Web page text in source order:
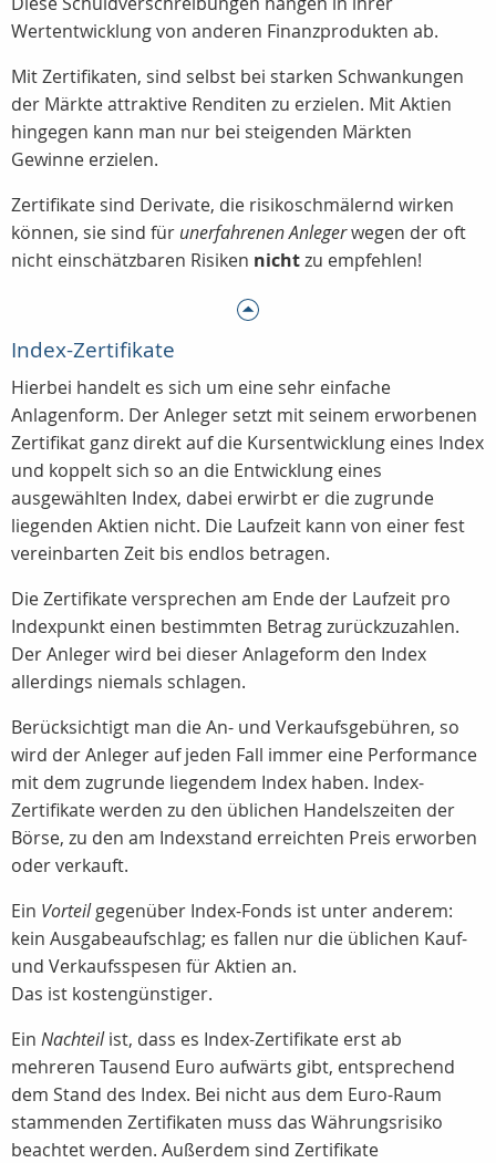
Wertentwicklung von anderen Finanzprodukten ab.
Mit Zertifikaten, sind selbst bei starken Schwankungen
der Märkte attraktive Renditen zu erzielen. Mit Aktien
hingegen kann man nur bei steigenden Märkten
Gewinne erzielen.
Zertifikate sind Derivate, die risikoschmälernd wirken
können, sie sind für unerfahrenen Anlegerwegen der oft
nicht einschätzbaren Risiken nichtzu empfehlen!
Index-Zertifikate
Hierbei handelt es sich um eine sehr einfache
Anlagenform. Der Anleger setzt mit seinem erworbenen
Zertifikat ganz direkt auf die Kursentwicklung eines Index
und koppelt sich so an die Entwicklung eines
ausgewählten Index, dabei erwirbt er die zugrunde
liegenden Aktien nicht. Die Laufzeit kann von einer fest
vereinbarten Zeit bis endlos betragen.
Die Zertifikate versprechen am Ende der Laufzeit pro
Indexpunkt einen bestimmten Betrag zurückzuzahlen.
Der Anleger wird bei dieser Anlageform den Index
allerdings niemals schlagen.
Berücksichtigt man die An- und Verkaufsgebühren, so
wird der Anleger auf jeden Fall immer eine Performance
mit dem zugrunde liegendem Index haben. Index-
Zertifikate werden zu den üblichen Handelszeiten der
Börse, zu den am Indexstand erreichten Preis erworben
oder verkauft.
Ein Vorteilgegenüber Index-Fonds ist unter anderem:
kein Ausgabeaufschlag; es fallen nur die üblichen Kauf-
und Verkaufsspesen für Aktien an.
Das ist kostengünstiger.
Ein Nachteilist, dass es Index-Zertifikate erst ab
mehreren Tausend Euro aufwärts gibt, entsprechend
dem Stand des Index. Bei nicht aus dem Euro-Raum
stammenden Zertifikaten muss das Währungsrisiko
beachtet werden. Außerdem sind Zertifikate